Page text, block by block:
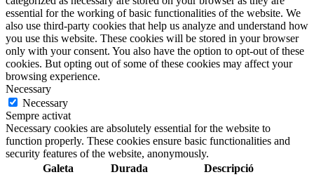
essential for the working of basic functionalities of the website. We
also use third-party cookies that help us analyze and understand how
you use this website. These cookies will be stored in your browser
only with your consent. You also have the option to opt-out of these
cookies. But opting out of some of these cookies may affect your
browsing experience.
Necessary
Necessary
Sempre activat
Necessary cookies are absolutely essential for the website to
function properly. These cookies ensure basic functionalities and
security features of the website, anonymously.
Galeta
Durada Descripció